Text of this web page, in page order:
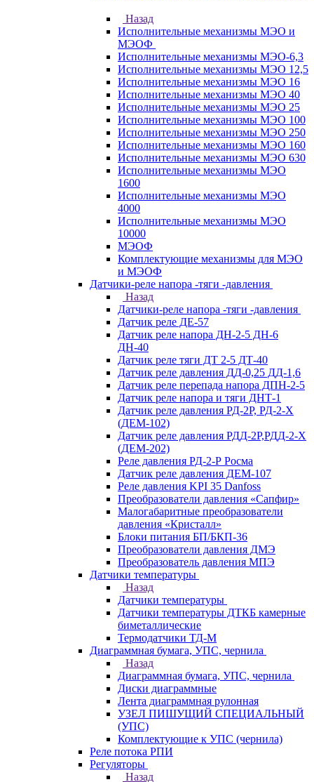
Назад
Исполнительные механизмы МЭО и
МЭОФ
Исполнительные механизмы МЭО-6,3
Исполнительные механизмы МЭО 12,5
Исполнительные механизмы МЭО 16
Исполнительные механизмы МЭО 40
Исполнительные механизмы МЭО 25
Исполнительные механизмы МЭО 100
Исполнительные механизмы МЭО 250
Исполнительные механизмы МЭО 160
Исполнительные механизмы МЭО 630
Исполнительные механизмы МЭО
1600
Исполнительные механизмы МЭО
4000
Исполнительные механизмы МЭО
10000
МЭОФ
Комплектующие механизмы для МЭО
и МЭОФ
Датчики-реле напора -тяги -давления
Назад
Датчики-реле напора -тяги -давления
Датчик реле ДЕ-57
Датчик реле напора ДН-2-5 ДН-6
ДН-40
Датчик реле тяги ДТ 2-5 ДТ-40
Датчик реле давления ДД-0,25 ДД-1,6
Датчик реле перепада напора ДПН-2-5
Датчик реле напора и тяги ДНТ-1
Датчик реле давления РД-2Р, РД-2-Х
(ДЕМ-102)
Датчик реле давления РДД-2Р,РДД-2-Х
(ДЕМ-202)
Реле давления РД-2-Р Росма
Датчик реле давления ДЕМ-107
Реле давления KPI 35 Danfoss
Преобразователи давления «Сапфир»
Малогабаритные преобразователи
давления «Кристалл»
Блоки питания БП/БКП-36
Преобразователи давления ДМЭ
Преобразователь давления МПЭ
Датчики температуры
Назад
Датчики температуры
Датчики температуры ДТКБ камерные
биметаллические
Термодатчики ТД-М
Диаграммная бумага, УПС, чернила
Назад
Диаграммная бумага, УПС, чернила
Диски диаграммные
Лента диаграммная рулонная
УЗЕЛ ПИШУЩИЙ СПЕЦИАЛЬНЫЙ
(УПС)
Комплектующие к УПС (чернила)
Реле потока РПИ
Регуляторы
Назад